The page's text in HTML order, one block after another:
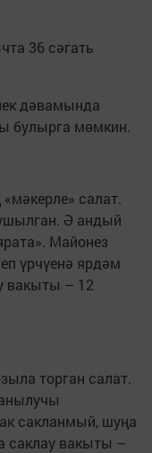
36 сәгать
дәвамында
булырга мөмкин.
салат.
Ә андый
Майонез
үрчүенә ярдәм
вакыты – 12
торган салат.
сакланмый, шуңа
саклау вакыты –